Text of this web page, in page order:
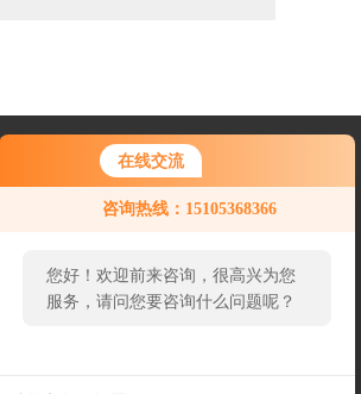
在线交流
咨询热线：15105368366
您好！欢迎前来咨询，很高兴为您
服务，请问您要咨询什么问题呢？
了需求产品，您可以直接在线与我
联系我们